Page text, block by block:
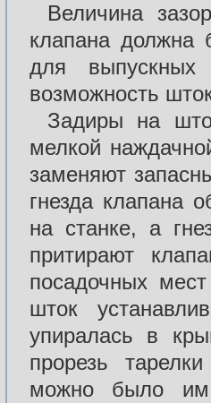
Величина
клапана должна
для
возможность
Задиры на
мелкой
заменяют
гнезда клапана
на станке, а
притирают
посадочных
шток
упиралась в
прорезь
можно было им